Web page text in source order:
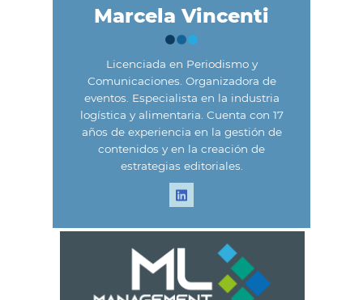
Marcela Vincenti
Licenciada en Periodismo y
Comunicaciones. Organizadora de
eventos. Especialista en la industria
logística y alimentaria. Cuenta con 17
años de experiencia en la gestión de
contenidos y en la creación de
estrategias editoriales.